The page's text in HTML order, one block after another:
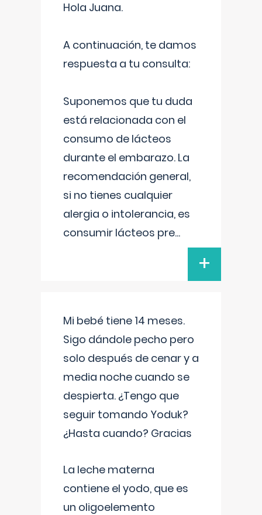
Hola Juana.
A continuación, te damos
respuesta a tu consulta:
Suponemos que tu duda
está relacionada con el
consumo de lácteos
durante el embarazo. La
recomendación general,
si no tienes cualquier
alergia o intolerancia, es
consumir lácteos pre...
+
Mi bebé tiene 14 meses.
Sigo dándole pecho pero
solo después de cenar y a
media noche cuando se
despierta. ¿Tengo que
seguir tomando Yoduk?
¿Hasta cuando? Gracias
La leche materna
contiene el yodo, que es
un oligoelemento